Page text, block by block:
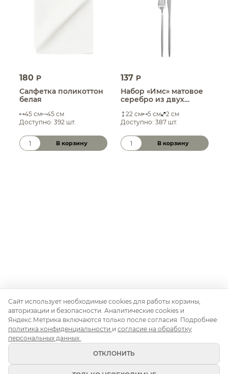
180 P
Салфетка поликоттон
белая
45 см
45 см
Доступно: 392 шт.
Количество товара
В корзину
137 P
Набор «Имс» матовое
серебро из двух
22 см 5 см
2 см
Доступно: 387 шт.
Количество товара
В корзину
Контакты О насДоставка и монтажПравила аренды
Аренда для свадьбыАренда для корпоратива
Аренда на день рожденияБлог
Сайт использует необходимые cookies для работы корзины,
авторизации и безопасности. Аналитические cookies и
Яндекс.Метрика включаются только после согласия. Подробнее:
политика конфиденциальности и согласие на обработку
персональных данных .
ОТКЛОНИТЬ